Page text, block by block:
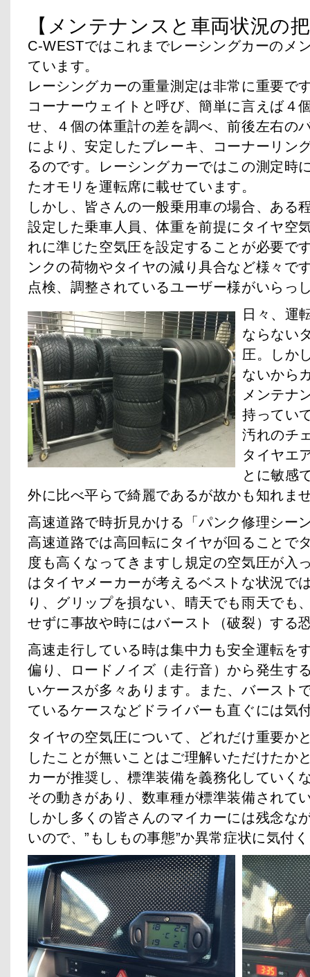
【メンテナンスと車両状況の
C-WESTではこれまでレーシングカーのメ
ています。
レーシングカーの重量測定は非常に重要で
コーナーウェイトと呼び、簡単に言えば４
せ、４個の体重計の差を調べ、前後左右の
により、安定したブレーキ、コーナーリン
るのです。レーシングカーではこの測定時
たオモリを運転席に載せています。
しかし、皆さんの一般乗用車の場合、ある
設定した乗車人員、体重を前提にタイヤ空
れに準じた空気圧を設定することが必要で
ンクの荷物やタイヤの減り具合など様々で
点検、調整されているユーザー様がいらっ
日々、運
ならない
圧。しか
ないから
メンテナ
持ってい
汚れのチ
タイヤエ
とに敏感
外に比べ平らで綺麗であるが故かも知れま
高速道路で時折見かける「パンク修理シー
高速道路では高回転にタイヤが回ることで
度も高くなってきますし規定の空気圧が入
はタイヤメーカーが考えるベストな状況で
り、グリップを損ない、晴天でも雨天でも
せずに事故や時にはバースト（破裂）する
高速走行している時は集中力も安全運転を
偏り、ロードノイズ（走行音）から発生す
いケースが多々あります。また、バースト
ているケースなどドライバーも直ぐには気
タイヤの空気圧について、どれだけ重要か
したことが無いことはご理解いただけたか
カーが推奨し、標準装備を義務化していく
その動きがあり、数車種が標準装備されて
しかし多くの皆さんのマイカーには残念
いので、”もしもの事態”か異常症状に気付